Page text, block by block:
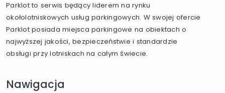
Parklot to serwis będący liderem na rynku
okołolotniskowych usług parkingowych. W swojej ofercie
Parklot posiada miejsca parkingowe na obiektach o
najwyższej jakości, bezpieczeństwie i standardzie
obsługi przy lotniskach na całym świecie.
Nawigacja